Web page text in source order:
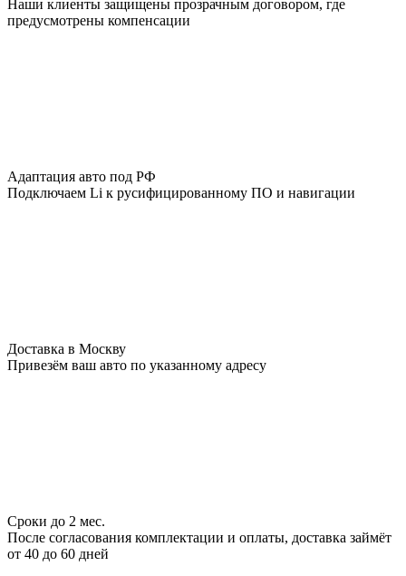
Наши клиенты защищены прозрачным договором, где
предусмотрены компенсации
Адаптация авто под РФ
Подключаем Li к русифицированному ПО и навигации
Доставка в Москву
Привезём ваш авто по указанному адресу
Сроки до 2 мес.
После согласования комплектации и оплаты, доставка займёт
от 40 до 60 дней